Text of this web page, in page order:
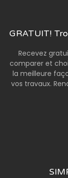
GRATUIT!
Recevez
comparer et
la meilleure
vos travaux.